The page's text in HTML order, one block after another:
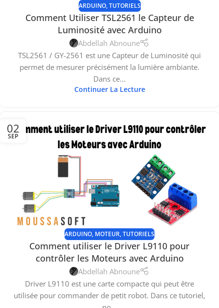
ARDUINO,TUTORIELS
Comment Utiliser TSL2561 le Capteur de
Luminosité avec Arduino
Abdellah Abnoune
TSL2561 / GY-2561 est une Capteur de Luminosité qui
permet de mesurer précisément la lumière ambiante.
Dans ce...
Continuer La Lecture
02
SEP
ARDUINO, MOTEUR,TUTORIELS
Comment utiliser le Driver L9110 pour
contrôler les Moteurs avec Arduino
Abdellah Abnoune
Driver L9110 est une carte compacte qui peut être
utilisée pour commander de petit robot. Dans ce tutoriel,